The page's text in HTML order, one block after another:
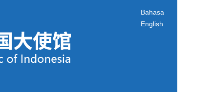
Bahasa
English